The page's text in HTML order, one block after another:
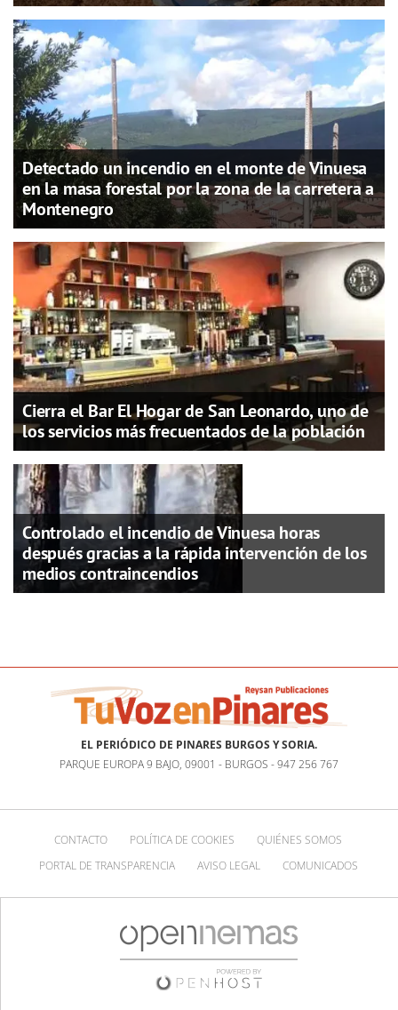
Detectado un incendio en el monte de Vinuesa
en la masa forestal por la zona de la carretera a
Montenegro
Cierra el Bar El Hogar de San Leonardo, uno de
los servicios más frecuentados de la población
Controlado el incendio de Vinuesa horas
después gracias a la rápida intervención de los
medios contraincendios
EL PERIÓDICO DE PINARES BURGOS Y SORIA.
PARQUE EUROPA 9 BAJO, 09001 - BURGOS - 947 256 767
CONTACTO POLÍTICA DE COOKIES
QUIÉNES SOMOS
PORTAL DE TRANSPARENCIA
AVISO LEGAL COMUNICADOS